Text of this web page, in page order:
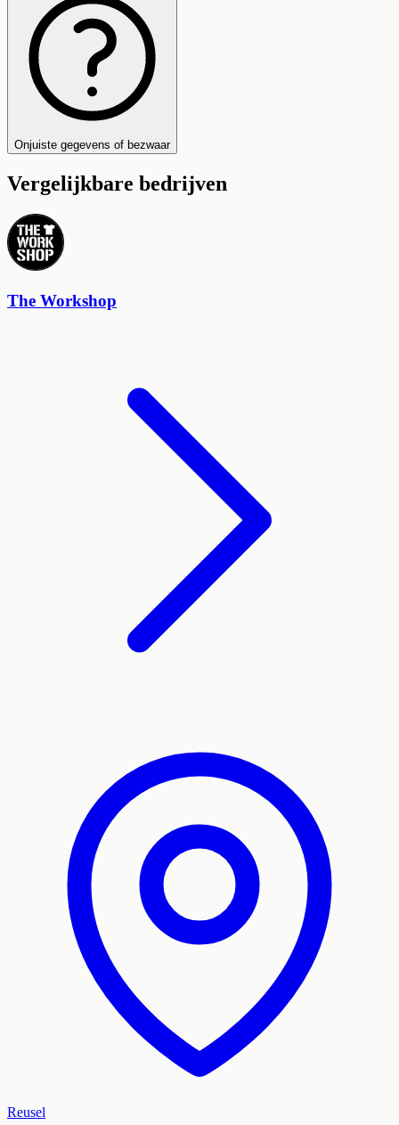
Onjuiste gegevens of bezwaar
Vergelijkbare bedrijven
The Workshop
Reusel